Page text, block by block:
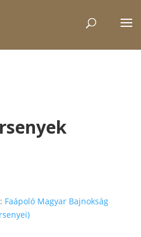
Faápoló Magyar Bajnokság